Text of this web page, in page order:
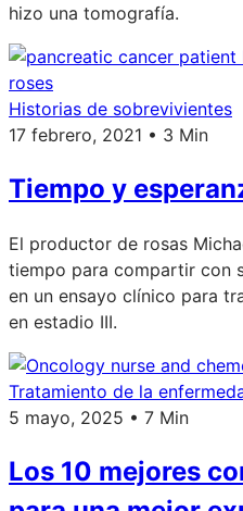
hizo una tomografía.
Historias de sobrevivientes
17 febrero, 2021 • 3 Min
Tiempo y
El productor de rosas
tiempo para compartir con
en un ensayo clínico para
en estadio III.
Tratamiento de la
5 mayo, 2025 • 7 Min
Los 10 mejores